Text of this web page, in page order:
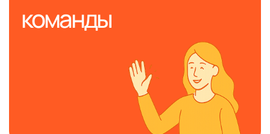
команды